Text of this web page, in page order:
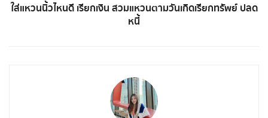
ใส่แหวนนิ้วไหนดี เรียกเงิน สวมแหวนตามวันเกิดเรียกทรัพย์ ปลด
หนี้